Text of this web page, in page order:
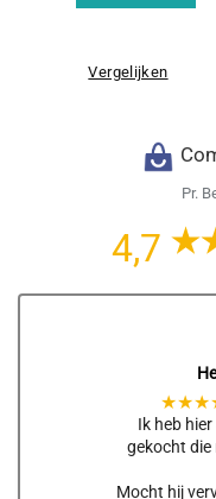
Vergelijken
Pr.
4,7
Ik heb
gekocht die
Mocht hij